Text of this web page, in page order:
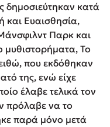
δημοσιεύτηκαν κατά
και Ευαισθησία,
Παρκ και
Το
που εκδόθηκαν
της, ενώ είχε
έλαβε τελικά τον
πρόλαβε να το
παρά μόνο μετά